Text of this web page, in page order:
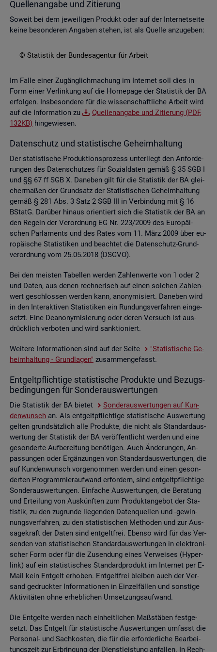
Quel­len­an­ga­be und Zi­tie­rung
So­weit bei dem je­wei­li­gen Pro­dukt oder auf der In­ter­net­sei­te
keine be­son­de­ren An­ga­ben ste­hen, ist als Quel­le an­zu­ge­ben:
© Sta­tis­tik der Bun­des­agen­tur für Ar­beit
Im Falle einer Zu­gäng­lich­ma­chung im In­ter­net soll dies in
Form einer Ver­lin­kung auf die Home­page der Sta­tis­tik der BA
er­fol­gen. Ins­be­son­de­re für die wis­sen­schaft­li­che Ar­beit wird
auf die In­for­ma­ti­on zu
Quel­len­an­ga­be und Zi­tie­rung (PDF,
132KB) hin­ge­wie­sen.
Da­ten­schutz und sta­tis­ti­sche Ge­heim­hal­tung
Der sta­tis­ti­sche Pro­duk­ti­ons­pro­zess un­ter­liegt den An­for­de­
run­gen des Da­ten­schut­zes für So­zi­al­da­ten gemäß § 35 SGB I
und §§ 67 ff SGB X. Da­ne­ben gilt für die Sta­tis­tik der BA glei­
cher­ma­ßen der Grund­satz der Sta­tis­ti­schen Ge­heim­hal­tung
gemäß § 281 Abs. 3 Satz 2 SGB III in Ver­bin­dung mit § 16
BStatG. Dar­über hin­aus ori­en­tiert sich die Sta­tis­tik der BA an
den Re­geln der Ver­ord­nung EG Nr. 223/2009 des Eu­ro­päi­
schen Par­la­ments und des Rates vom 11. März 2009 über eu­
ro­päi­sche Sta­tis­ti­ken und be­ach­tet die Da­ten­schutz-Grund­
ver­ord­nung vom 25.05.2018 (DSGVO).
Bei den meis­ten Ta­bel­len wer­den Zah­len­wer­te von 1 oder 2
und Daten, aus denen rech­ne­risch auf einen sol­chen Zah­len­
wert ge­schlos­sen wer­den kann, an­ony­mi­siert. Da­ne­ben wird
in den In­ter­ak­ti­ven Sta­tis­ti­ken ein Run­dungs­ver­fah­ren ein­ge­
setzt. Eine De­an­ony­mi­sie­rung oder deren Ver­such ist aus­
drück­lich ver­bo­ten und wird sank­tio­niert.
Wei­te­re In­for­ma­tio­nen sind auf der Seite
"Sta­tis­ti­sche Ge­
heim­hal­tung - Grund­la­gen" zu­sam­men­ge­fasst.
Ent­gelt­pflich­ti­ge sta­tis­ti­sche Pro­duk­te und Be­zugs­
be­din­gun­gen für Son­der­aus­wer­tun­gen
Die Sta­tis­tik der BA bie­tet
Son­der­aus­wer­tun­gen auf Kun­
den­wunsch an. Als ent­gelt­pflich­ti­ge sta­tis­ti­sche Aus­wer­tung
gel­ten grund­sätz­lich alle Pro­duk­te, die nicht als Stan­dard­aus­
wer­tung der Sta­tis­tik der BA ver­öf­fent­licht wer­den und eine
ge­son­der­te Auf­be­rei­tung be­nö­ti­gen. Auch Än­de­run­gen, An­
pas­sun­gen oder Er­gän­zun­gen von Stan­dard­aus­wer­tun­gen, die
auf Kun­den­wunsch vor­ge­nom­men wer­den und einen ge­son­
der­ten Pro­gram­mier­auf­wand er­for­dern, sind ent­gelt­pflich­ti­ge
Son­der­aus­wer­tun­gen. Ein­fa­che Aus­wer­tun­gen, die Be­ra­tung
und Er­tei­lung von Aus­künf­ten zum Pro­dukt­an­ge­bot der Sta­
tis­tik, zu den zu­grun­de lie­gen­den Da­ten­quel­len und -ge­win­
nungs­ver­fah­ren, zu den sta­tis­ti­schen Me­tho­den und zur Aus­
sa­ge­kraft der Daten sind ent­gelt­frei. Eben­so wird für das Ver­
sen­den von sta­tis­ti­schen Stan­dard­aus­wer­tun­gen in elek­tro­ni­
scher Form oder für die Zu­sen­dung eines Ver­wei­ses (Hy­per­
link) auf ein sta­tis­ti­sches Stan­dard­pro­dukt im In­ter­net per E-
Mail kein Ent­gelt er­ho­ben. Ent­gelt­frei blei­ben auch der Ver­
sand ge­druck­ter In­for­ma­tio­nen in Ein­zel­fäl­len und sons­ti­ge
Ak­ti­vi­tä­ten ohne er­heb­li­chen Um­set­zungs­auf­wand.
Die Ent­gel­te wer­den nach ein­heit­li­chen Maß­stä­ben fest­ge­
setzt. Das Ent­gelt für sta­tis­ti­sche Aus­wer­tun­gen um­fasst die
Per­so­nal- und Sach­kos­ten, die für die er­for­der­li­che Be­ar­bei­
tungs­zeit zur Er­brin­gung der Dienst­leis­tung an­fal­len. In Rech­